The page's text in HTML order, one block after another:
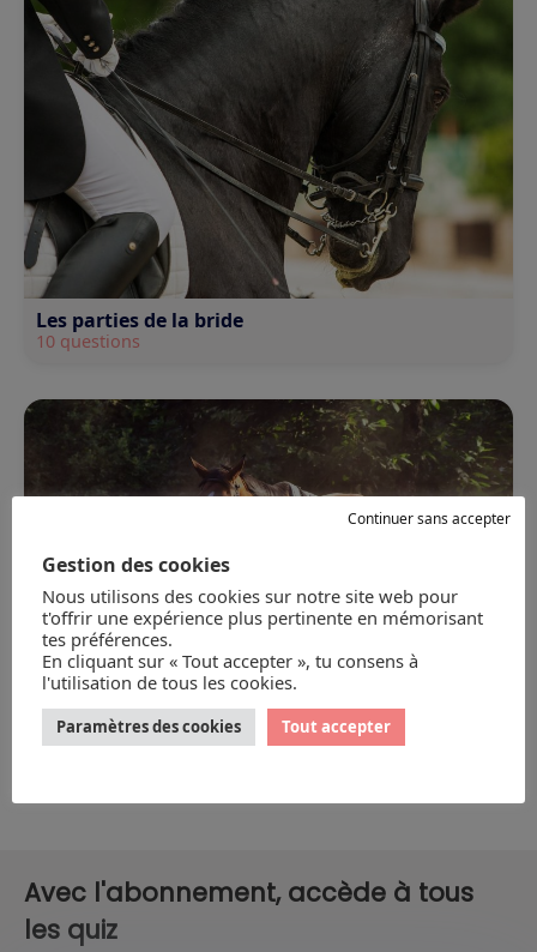
Les parties de la bride
10 questions
Les enrênements du travail en longe
Avec l'abonnement, accède à tous
les quiz
Gestion des cookies
Nous utilisons des cookies sur notre site web pour
t'offrir une expérience plus pertinente en mémorisant
tes préférences.
En cliquant sur « Tout accepter », tu consens à
l'utilisation de tous les cookies.
Paramètres des cookies Tout accepter
Continuer sans accepter